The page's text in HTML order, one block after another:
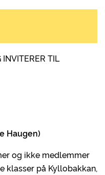
INVITERER TIL
Haugen)
og ikke medlemmer
klasser på Kyllobakkan,